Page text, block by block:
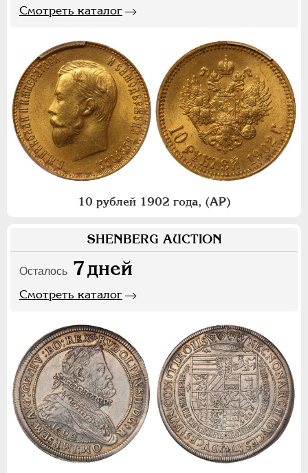
Смотреть каталог
10 рублей 1902 года, (АР)
SHENBERG AUCTION
Осталось 7дней
Смотреть каталог